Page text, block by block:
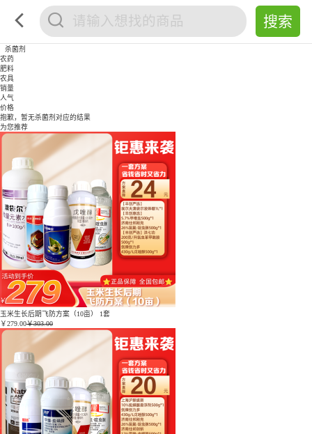
杀菌剂
农药
肥料
农具
销量
人气
价格
抱歉，暂无杀菌剂对应的结果
为您推荐
玉米生长后期飞防方案（10亩） 1套
￥279.00￥303.00